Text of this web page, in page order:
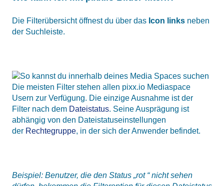
Die Filterübersicht öffnest du über das Icon links neben
der Suchleiste.
Die meisten Filter stehen allen pixx.io Mediaspace
Usern zur Verfügung. Die einzige Ausnahme ist der
Filter nach dem Dateistatus. Seine Ausprägung ist
abhängig von den Dateistatuseinstellungen
der Rechtegruppe, in der sich der Anwender befindet.
Beispiel: Benutzer, die den Status „rot “ nicht sehen